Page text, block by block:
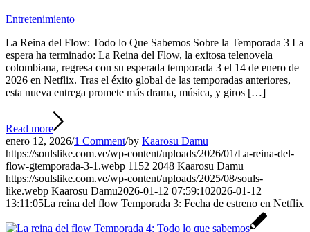
Entretenimiento
La Reina del Flow: Todo lo Que Sabemos Sobre la Temporada 3 La
espera ha terminado: La Reina del Flow, la exitosa telenovela
colombiana, regresa con su esperada temporada 3 el 14 de enero de
2026 en Netflix. Tras el éxito global de las temporadas anteriores,
esta nueva entrega promete más drama, música, y giros […]
Read more
enero 12, 2026/1 Comment/by Kaarosu Damu
https://soulslike.com.ve/wp-content/uploads/2026/01/La-reina-del-
flow-gtemporada-3-1.webp 1152 2048 Kaarosu Damu
https://soulslike.com.ve/wp-content/uploads/2025/08/souls-
like.webp Kaarosu Damu2026-01-12 07:59:102026-01-12
13:11:05La reina del flow Temporada 3: Fecha de estreno en Netflix